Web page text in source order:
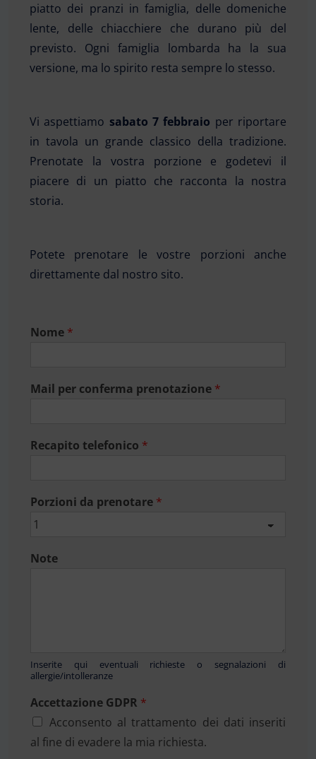
piatto dei pranzi in famiglia, delle domeniche
lente, delle chiacchiere che durano più del
previsto. Ogni famiglia lombarda ha la sua
versione, ma lo spirito resta sempre lo stesso.
Vi aspettiamo sabato 7 febbraio per riportare
in tavola un grande classico della tradizione.
Prenotate la vostra porzione e godetevi il
piacere di un piatto che racconta la nostra
storia.
Potete prenotare le vostre porzioni anche
direttamente dal nostro sito.
Nome *
Mail per conferma prenotazione *
Recapito telefonico *
Porzioni da prenotare *
Note
Inserite qui eventuali richieste o segnalazioni di
allergie/intolleranze
Accettazione GDPR *
Acconsento al trattamento dei dati inseriti
al fine di evadere la mia richiesta.